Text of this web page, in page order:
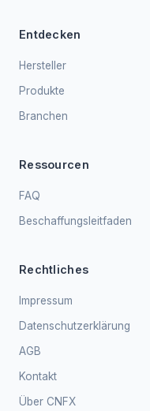
Entdecken
Hersteller
Produkte
Branchen
Ressourcen
FAQ
Beschaffungsleitfaden
Rechtliches
Impressum
Datenschutzerklärung
AGB
Kontakt
Über CNFX